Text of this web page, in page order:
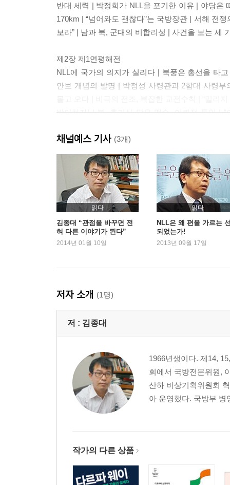
반대 세력 | 박정희가 NLL을 포기한 이유 | 야당은
170km | “넘어와도 괜찮다”는 국방장관 | 서해 전
보라” | 남과 북, 군대의 비합리성 | 사건을 보는 세
제2장 제1연평해전
NLL에 국가의 의지가 실리다 | 북풍은 총선을 타고
안보 개념의 발명 | 박정성 사령관과 2함대 사령부
방어하자! | 북, 호기심 많은 맹수, 어뢰정 투입 | “
상부의 절충으로 진실을 덮다
제3장 제2연평해전
승전 잔치에 무너지는 2함대의 기강 | “일직 근
논란 | 서해를 공해로 두어야 편리한 미국 | 붕괴
‘근접 차단기동’ 지시, 그다음이 없었다 | 월드컵
그럼 육군 우월주의자들은 뭘 했는가 | 말 바꾸기,
받았다 | 박근혜, 김정일, 김대중 | 제독의 홧병, ‘해
일주일 전의 계룡대 | “북한 잠수함의 공격에 대
골프, KTX, 만취 | 의문의 천안함, 금요일 밤의 참
순간, 합참의장도 침몰했다 | 합동작전 전문가
어뢰도, 북미회동도 마땅찮았던 청와대 | 가만있
제5화 조지워싱턴호와 위기의 서해
북한은 전쟁을 결심했을까 | 한 평도 안 되는 천
| 기뢰설을 둘러싼 공방들 | 어뢰를 건져 올렸음
조지워싱턴호의 비운 | 미국, 서해에 핵항모 진입
채널예스 기사 (3개)
읽다
김종대 “관점을 바꾸면 전
혀 다른 이야기가 된다”
2014년 01월 10일
읽다
NLL은 왜 편을 가르는
되었는가!
2013년 09월 17일
저자 소개 (1명)
저 : 김종대
1966년생이다. 제14,
회에서 국방전문위원,
산하 비상기획위원회
아 운영했다. 국방부
작가의 다른 상품